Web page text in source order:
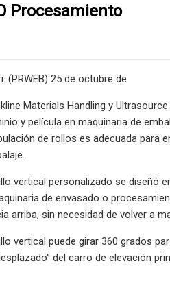
Procesamiento
(PRWEB) 25 de octubre de
Materials Handling y
y película en maquinaria de
de rollos es adecuada para
vertical personalizado se diseñó
de envasado o
arriba, sin necesidad de volver a
vertical puede girar 360 grados
del carro de elevación